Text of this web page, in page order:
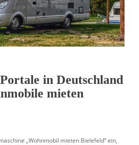
in Deutschland
mieten
„Wohnmobil mieten Bielefeld“ ein,